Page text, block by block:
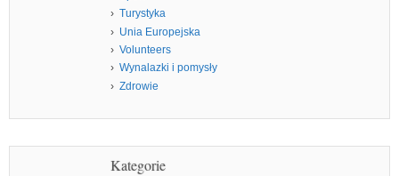
Turystyka
Unia Europejska
Volunteers
Wynalazki i pomysły
Zdrowie
Kategorie